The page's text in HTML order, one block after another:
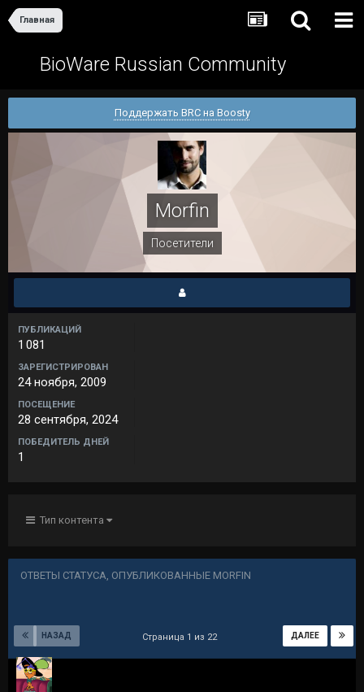
Главная
BioWare Russian Community
Поддержать BRC на Boosty
Morfin
Посетители
ПУБЛИКАЦИЙ
1 081
ЗАРЕГИСТРИРОВАН
24 ноября, 2009
ПОСЕЩЕНИЕ
28 сентября, 2024
ПОБЕДИТЕЛЬ ДНЕЙ
1
Тип контента
ОТВЕТЫ СТАТУСА, ОПУБЛИКОВАННЫЕ MORFIN
НАЗАД ДАЛЕЕ
Страница 1 из 22